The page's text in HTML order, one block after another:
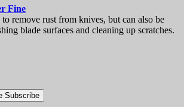
Fine
to remove rust from knives, but can also be
blade surfaces and cleaning up scratches.
Subscribe